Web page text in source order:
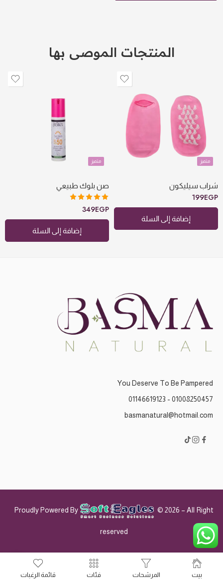
المنتجات الموصى بها
شراب سيليكون
متميز
199EGP
إضافة إلى السلة
صن بلوك طبيعي
متميز
تم التقييم
5.00من 5
349EGP
إضافة إلى السلة
You Deserve To Be Pampered
01008250457 - 01146619123
basmanatural@hotmail.com
Proudly Powered By © 2026 – All Right
reserved
بيت المرشحات فئات قائمة الرغبات